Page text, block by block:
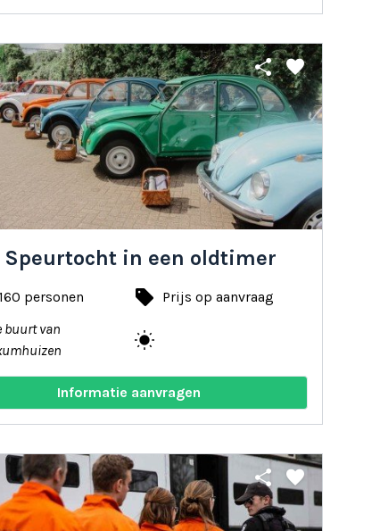
share favorite
Speurtocht in een oldtimer
personen local_offer Prijs op aanvraag
buurt van
wb_sunny
Informatie aanvragen
share favorite